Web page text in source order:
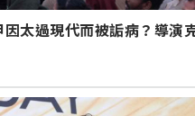
因太過現代而被詬病？導演